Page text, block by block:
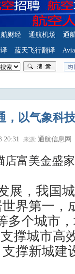
财经 通航机场 通
蓝天飞行翻译
，以气象科
20:31 来源: 通航信息网
店富美金盛
展，我国
界第一，
多个城市
撑城市高
撑新城建